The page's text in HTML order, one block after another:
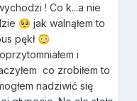
! Co k...a nie
🥺 jak walnąłem to
pękł 😳
i
co zrobiłem to
nadziwić się